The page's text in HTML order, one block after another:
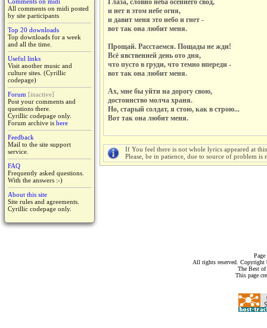
All comments on midi posted
by site participants
Top 20 downloads
Top downloads for a week
and all the time.
Useful links
Visit another music and
culture sites. (Cyrillic
codepage)
Forum [inactive]
Post your comments and
questions there.
Cyrillic codepage only.
Forum archive is here
Feedback
Mail to the site support
service.
FAQ
Frequently asked questions.
With the answers :-)
About this site
Site rules and agreements.
Cyrillic codepage only.
Глаза, словно неба осеннего свод,
и нет в этом небе огня,
и давит меня это небо и гнет -
вот так она любит меня.
Прощай. Расстаемся. Пощады не жди!
Всё явственней день ото дня,
что пусто в груди, что темно впереди -
вот так она любит меня.
Ах, мне бы уйти на дорогу свою,
достоинство молча храня.
Но, старый солдат, я стою, как в строю...
Вот так она любит меня.
If You feel there is not whole lyrics appeared at
Please, be in patience, due to source of problem
All rights reserved.
The Best
This page